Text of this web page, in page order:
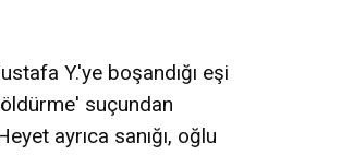
Y.'ye boşandığı eşi
suçundan
ayrıca sanığı, oğlu